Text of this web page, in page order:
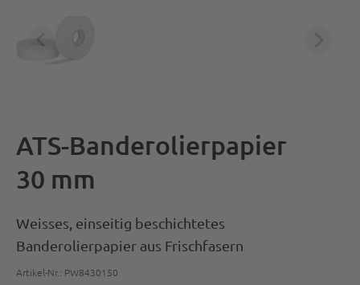
ATS-Banderolierpapier
30 mm
Weisses, einseitig beschichtetes
Banderolierpapier aus Frischfasern
Artikel-Nr.: PW8430150